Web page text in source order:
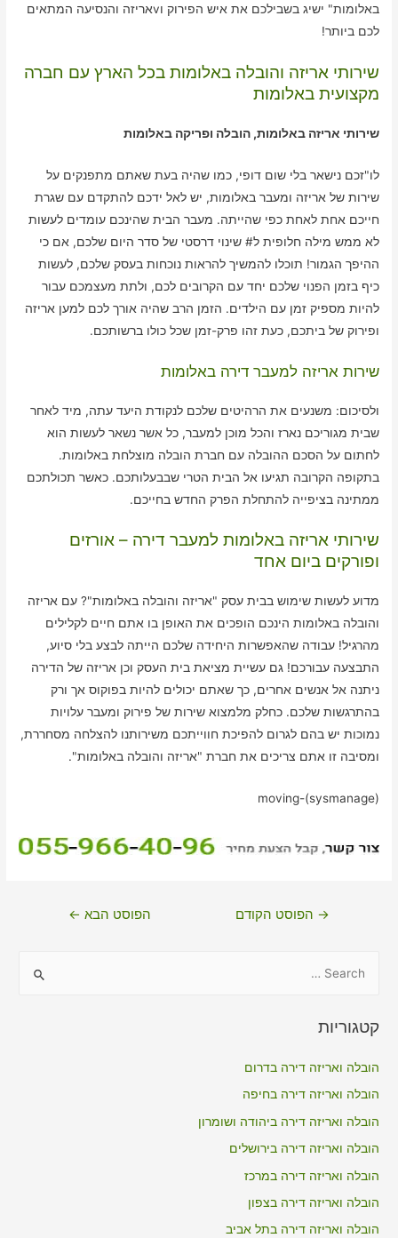
באלומות" ישיג בשבילכם את איש הפירוק וvאריזה והנסיעה המתאים
לכם ביותר!
שירותי אריזה והובלה באלומות בכל הארץ עם חברה
מקצועית באלומות
שירותי אריזה באלומות, הובלה ופריקה באלומות
לו"זכם נישאר בלי שום דופי, כמו שהיה בעת שאתם מתפנקים על
שירות של אריזה ומעבר באלומות, יש לאל ידכם להתקדם עם שגרת
חייכם אחת לאחת כפי שהייתה. מעבר הבית שהינכם עומדים לעשות
לא ממש מילה חלופית ל# שינוי דרסטי של סדר היום שלכם, אם כי
ההיפך הגמור! תוכלו להמשיך להראות נוכחות בעסק שלכם, לעשות
כיף בזמן הפנוי שלכם יחד עם הקרובים לכם, ולתת מעצמכם עבור
להיות מספיק זמן עם הילדים. הזמן הרב שהיה אורך לכם למען אריזה
ופירוק של ביתכם, כעת זהו פרק-זמן שכל כולו ברשותכם.
שירות אריזה למעבר דירה באלומות
ולסיכום: משנעים את הרהיטים שלכם לנקודת היעד עתה, מיד לאחר
שבית מגוריכם נארז והכל מוכן למעבר, כל אשר נשאר לעשות הוא
לחתום על הסכם ההובלה עם חברת הובלה מוצלחת באלומות.
בתקופה הקרובה תגיעו אל הבית הטרי שבבעלותכם. כאשר תכולתכם
ממתינה בציפייה להתחלת הפרק החדש בחייכם.
שירותי אריזה באלומות למעבר דירה – אורזים
ופורקים ביום אחד
מדוע לעשות שימוש בבית עסק "אריזה והובלה באלומות"? עם אריזה
והובלה באלומות הינכם הופכים את האופן בו אתם חיים לקלילים
מהרגיל! עבודה שהאפשרות היחידה שלכם הייתה לבצע בלי סיוע,
התבצעה עבורכם! גם עשיית מציאת בית העסק וכן אריזה של הדירה
ניתנה אל אנשים אחרים, כך שאתם יכולים להיות בפוקוס אך ורק
בהתרגשות שלכם. כחלק מלמצוא שירות של פירוק ומעבר עלויות
נמוכות יש בהם לגרום להפיכת חווייתכם משירותנו להצלחה מסחררת,
ומסיבה זו אתם צריכים את חברת "אריזה והובלה באלומות".
moving-(sysmanage)
ניווט→ הפוסט הקודם הפוסט הבא ←
r
o
r
:
קטגוריות
הובלה ואריזה דירה בדרום
הובלה ואריזה דירה בחיפה
הובלה ואריזה דירה ביהודה ושומרון
הובלה ואריזה דירה בירושלים
הובלה ואריזה דירה במרכז
הובלה ואריזה דירה בצפון
הובלה ואריזה דירה בתל אביב